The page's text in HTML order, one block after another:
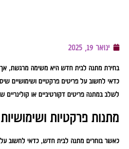
ינואר 19, 2025
בחירת מתנה לבית חדש היא משימה מרגשת, אך
כדאי לחשוב על פריטים פרקטיים ושימושיים
לשלב במתנה פריטים דקורטיביים או קולינריים
מתנות פרקטיות ושימושיות
כאשר בוחרים מתנה לבית חדש, כדאי לחשוב על